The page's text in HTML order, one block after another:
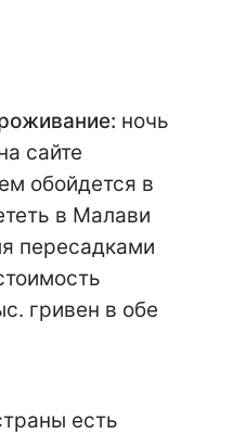
ночь
сайте
обойдется в
в Малави
пересадками
гривен в обе
есть